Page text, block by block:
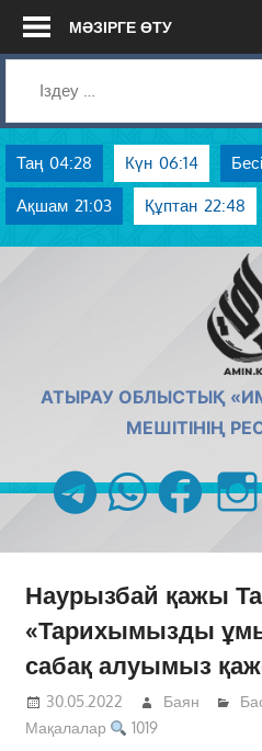
Skip
МӘЗІРГЕ ӨТУ
Таң 04:28 Күн 06:14
Ақшам 21:03 Құптан 22:48
АТЫРАУ ОБЛЫСТЫҚ
МЕШІТІНІҢ
telegramwhatsapp
Наурызбай қажы
«Тарихымызды
сабақ алуымыз
30.05.2022 Баян
Мақалалар
1019